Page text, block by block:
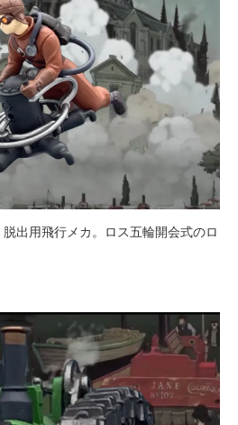
出用飛行メカ。ロス五輪開会式のロ